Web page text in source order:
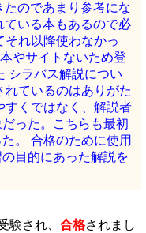
のであまり参考にな
ている本もあるので必
それ以降使わなかっ
やサイトないため登
シラバス解説につい
ているのはありがた
すくではなく、解説者
った。こちらも最初
。 合格のために使用
目的にあった解説を
験され、 合格されまし